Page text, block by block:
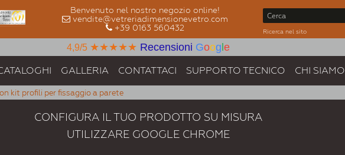
Benvenuto nel nostro negozio online!
vendite@vetreriadimensionevetro.com
+39 0163 560432
Ricerca nel sito
4,9/5 ★★★★★ Recensioni Goog e
GALLERIA CONTATTACI SUPPORTO TECNICO CHI SIAMO
kit profili per fissaggio a parete
CONFIGURA IL TUO PRODOTTO SU MISURA
UTILIZZARE GOOGLE CHROME